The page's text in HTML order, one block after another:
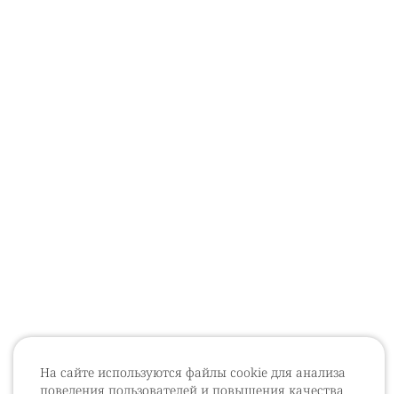
На сайте используются файлы cookie для анализа
поведения пользователей и повышения качества